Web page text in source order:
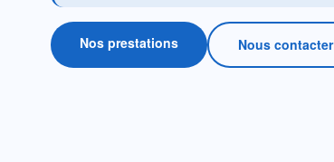
Nos prestations Nous contacter